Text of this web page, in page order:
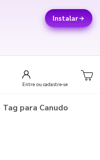
Instalar
Entre ou cadastre-se
Tag para Canudo